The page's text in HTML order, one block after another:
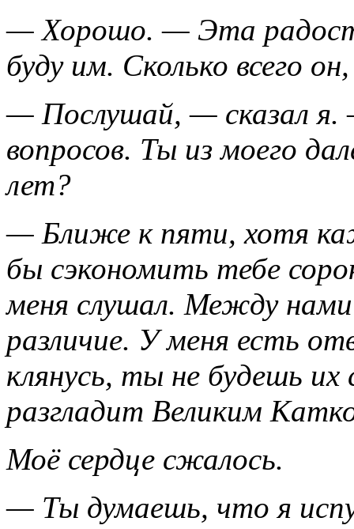
— Хорошо. — Эта
буду им. Сколько всего
— Послушай, — сказал я.
вопросов. Ты из моего
лет?
— Ближе к пяти, хотя
бы сэкономить тебе
меня слушал. Между
различие. У меня есть
клянусь, ты не будешь
разгладит Великим
Моё сердце сжалось.
— Ты думаешь, что я